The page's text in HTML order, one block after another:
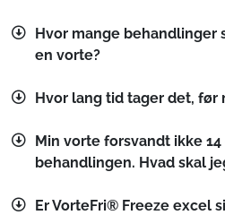
Hvor mange behandlinger
en vorte?
Hvor lang tid tager det, før
Min vorte forsvandt ikke
behandlingen. Hvad skal
Er VorteFri® Freeze excel